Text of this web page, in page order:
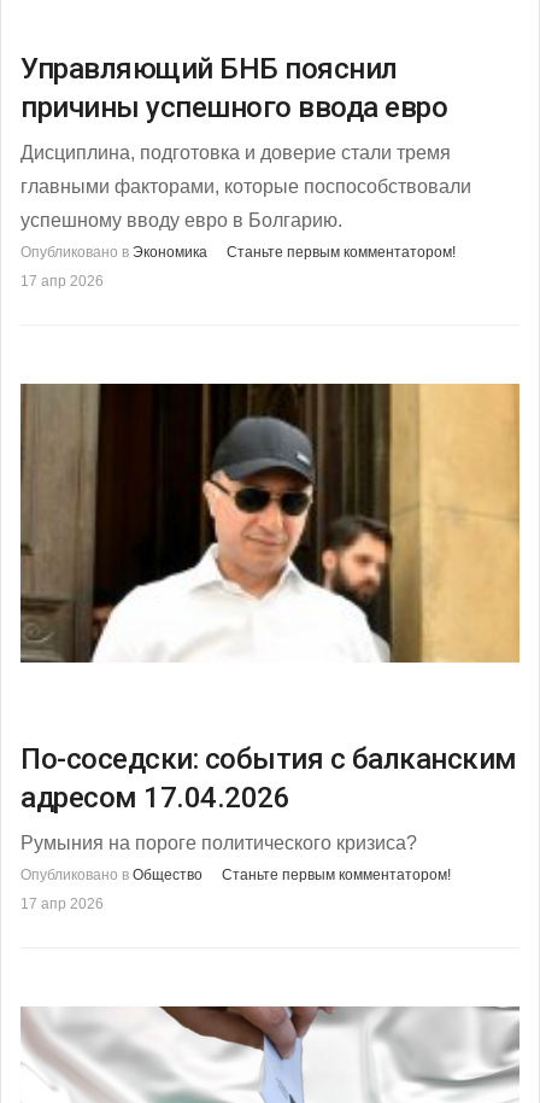
Управляющий БНБ пояснил
причины успешного ввода евро
Дисциплина, подготовка и доверие стали тремя
главными факторами, которые поспособствовали
успешному вводу евро в Болгарию.
Опубликовано в Экономика
Станьте первым комментатором!
17 апр 2026
По-соседски: события с балканским
адресом 17.04.2026
Румыния на пороге политического кризиса?
Опубликовано в Общество
Станьте первым комментатором!
17 апр 2026